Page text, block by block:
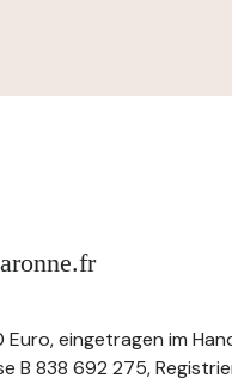
Euro, eingetragen im
B 838 692 275,